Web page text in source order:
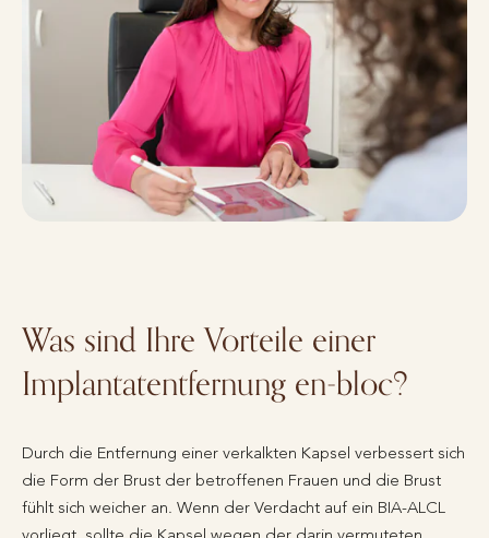
Was sind Ihre Vorteile einer
Implantatentfernung en-bloc?
Durch die Entfernung einer verkalkten Kapsel verbessert sich
die Form der Brust der betroffenen Frauen und die Brust
fühlt sich weicher an. Wenn der Verdacht auf ein BIA-ALCL